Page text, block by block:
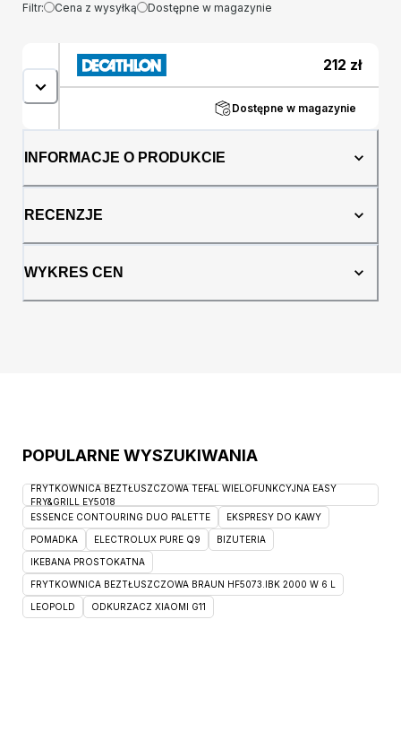
Filtr: Cena z wysyłką Dostępne w magazynie
212 zł
Dostępne w magazynie
INFORMACJE O PRODUKCIE
RECENZJE
WYKRES CEN
POPULARNE WYSZUKIWANIA
FRYTKOWNICA BEZTŁUSZCZOWA TEFAL WIELOFUNKCYJNA EASY
FRY&GRILL EY5018
ESSENCE CONTOURING DUO PALETTE
EKSPRESY DO KAWY
POMADKA ELECTROLUX PURE Q9 BIZUTERIA
IKEBANA PROSTOKATNA
FRYTKOWNICA BEZTŁUSZCZOWA BRAUN HF5073.IBK 2000 W 6 L
LEOPOLD ODKURZACZ XIAOMI G11